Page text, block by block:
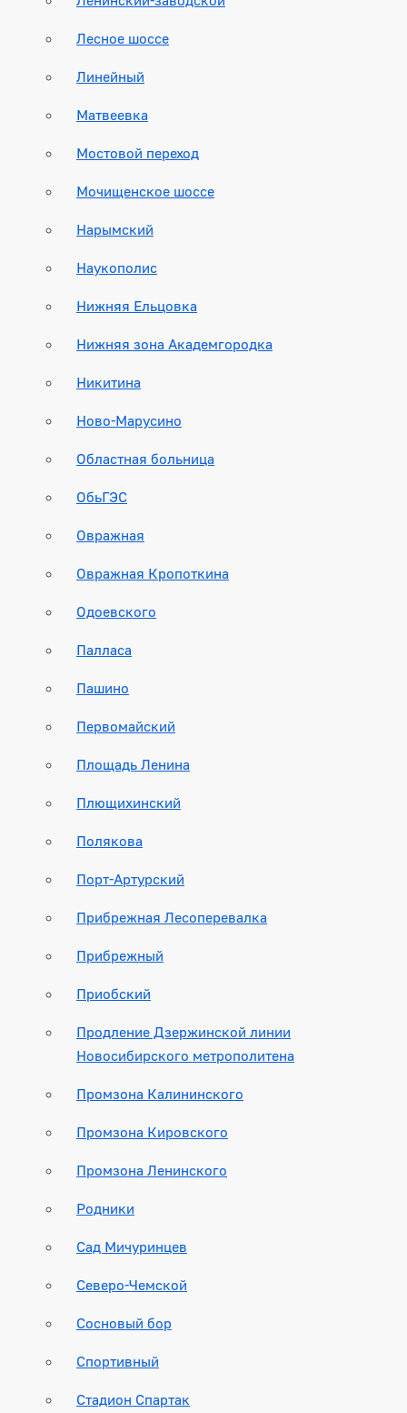
Лесное шоссе
Линейный
Матвеевка
Мостовой переход
Мочищенское шоссе
Нарымский
Наукополис
Нижняя Ельцовка
Нижняя зона Академгородка
Никитина
Ново-Марусино
Областная больница
ОбьГЭС
Овражная
Овражная Кропоткина
Одоевского
Палласа
Пашино
Первомайский
Площадь Ленина
Плющихинский
Полякова
Порт-Артурский
Прибрежная Лесоперевалка
Прибрежный
Приобский
Продление Дзержинской линии
Новосибирского метрополитена
Промзона Калининского
Промзона Кировского
Промзона Ленинского
Родники
Сад Мичуринцев
Северо-Чемской
Сосновый бор
Спортивный
Стадион Спартак